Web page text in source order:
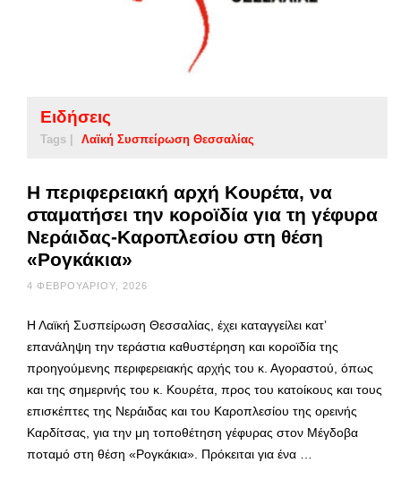
Ειδήσεις
Tags | Λαϊκή Συσπείρωση Θεσσαλίας
Η περιφερειακή αρχή Κουρέτα, να
σταματήσει την κοροϊδία για τη γέφυρα
Νεράιδας-Καροπλεσίου στη θέση
«Ρογκάκια»
4 ΦΕΒΡΟΥΑΡΊΟΥ, 2026
Η Λαϊκή Συσπείρωση Θεσσαλίας, έχει καταγγείλει κατ’
επανάληψη την τεράστια καθυστέρηση και κοροϊδία της
προηγούμενης περιφερειακής αρχής του κ. Αγοραστού, όπως
και της σημερινής του κ. Κουρέτα, προς του κατοίκους και τους
επισκέπτες της Νεράιδας και του Καροπλεσίου της ορεινής
Καρδίτσας, για την μη τοποθέτηση γέφυρας στον Μέγδοβα
ποταμό στη θέση «Ρογκάκια». Πρόκειται για ένα …